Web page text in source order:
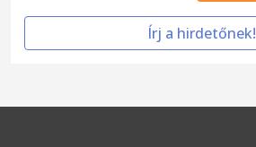
Írj a hirdetőnek!